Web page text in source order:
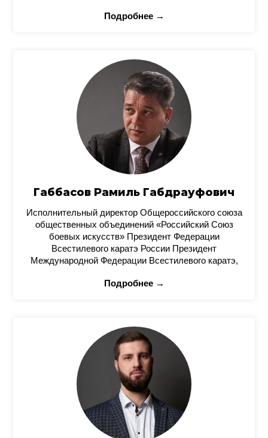
Подробнее →
Габбасов Рамиль Габдрауфович
Исполнительный директор Общероссийского союза
общественных объединений «Российский Союз
боевых искусств» Президент Федерации
Всестилевого каратэ России Президент
Международной Федерации Всестилевого каратэ,
Подробнее →